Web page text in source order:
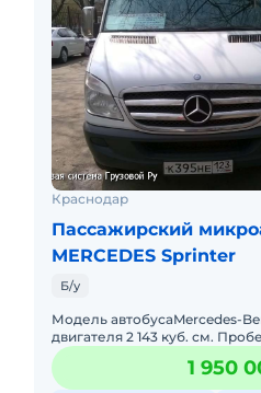
Краснодар
Пассажирский
MERCEDES Sprinter
Б/у
Модель автобусаMercedes-
двигателя 2 143 куб. см.
выпуска 2013 Состояние
Общий пробег 1
1 950